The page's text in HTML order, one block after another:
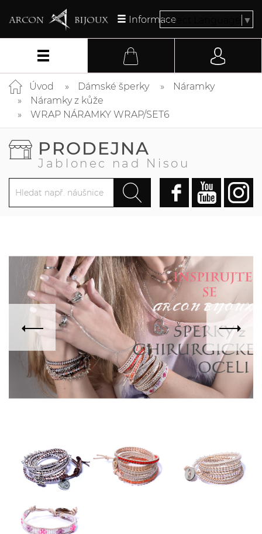
InformaceSelect Language ▼
Úvod Dámské šperky
Náramky
Náramky z kůže
WRAP NÁRAMKY WRAP/SET6
PRODEJNA
Jablonec nad Nisou